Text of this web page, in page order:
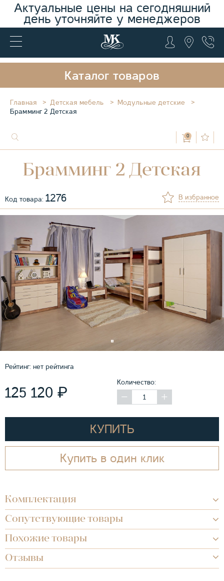
Актуальные цены на сегодняшний
день уточняйте у менеджеров
Каталог товаров
Главная Детская мебель
Модульные детские
Брамминг 2 Детская
0
Брамминг 2 Детская
Код товара: 1276 В избранное
Рейтинг: нет рейтинга
125 120 ₽
Количество:
КУПИТЬ
Купить в один клик
Комплектация
Сопутствующие товары
Похожие товары
Отзывы